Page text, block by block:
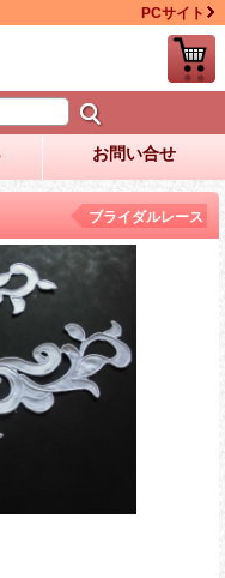
PCサイト
お問い合せ
ブライダルレース